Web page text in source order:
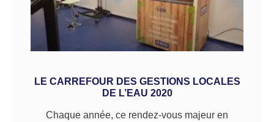
LE CARREFOUR DES GESTIONS LOCALES
DE L’EAU 2020
Chaque année, ce rendez-vous majeur en